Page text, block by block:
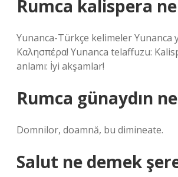
Rumca kalispera
Yunanca-Türkçe kelimeler Yunanca
Καλησπέρα! Yunanca telaffuzu:
anlamı: İyi akşamlar!
Rumca günaydın
Domnilor, doamnă, bu dimineate.
Salut ne demek